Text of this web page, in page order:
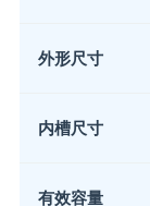
外形尺寸
内槽尺寸
有效容量